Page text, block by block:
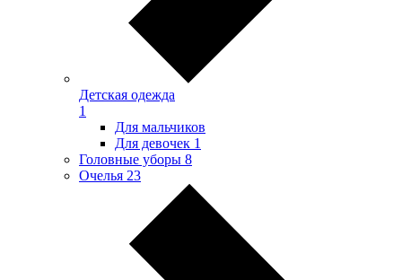
Детская одежда
1
Для мальчиков
Для девочек 1
Головные уборы 8
Очелья 23